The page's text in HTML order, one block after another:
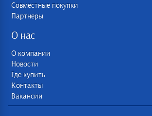
Совместные покупки
Партнеры
О нас
О компании
Новости
Где купить
Контакты
Вакансии